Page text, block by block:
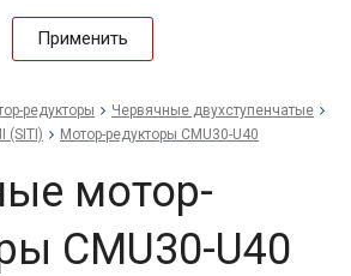
Применить
редукторы
Червячные двухступенчатые
(SITI)
Мотор-редукторы CMU30-U40
мотор-
CMU30-U40